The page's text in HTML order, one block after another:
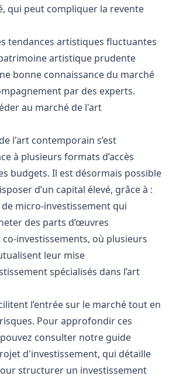
qui peut compliquer la revente
tendances artistiques fluctuantes
artistique prudente
bonne connaissance du marché
par des experts.
au marché de l'art
l'art contemporain s’est
à plusieurs formats d’accès
budgets. Il est désormais possible
d’un capital élevé, grâce à :
micro-investissement qui
des parts d’œuvres
co-investissements, où plusieurs
leur mise
spécialisés dans l’art
l’entrée sur le marché tout en
Pour approfondir ces
consulter notre guide
d'investissement, qui détaille
structurer un investissement